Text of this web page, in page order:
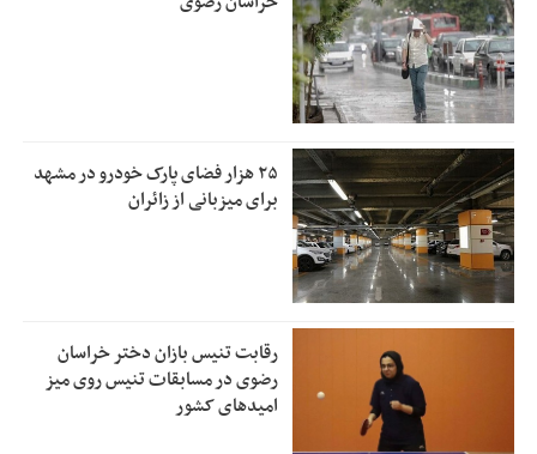
۲۵ هزار فضای پارک خودرو در مشهد
برای میزبانی از زائران
رقابت تنیس بازان دختر خراسان
رضوی در مسابقات تنیس روی میز
امیدهای کشور